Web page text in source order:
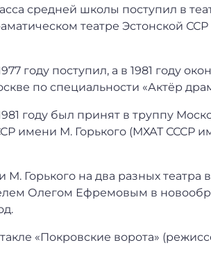
средней школы поступил в
театре Эстонской ССР
году поступил, а в 1981 году
по специальности «Актёр
году был принят в труппу
имени М. Горького (МХАТ СССР
Горького на два разных театра
Олегом Ефремовым в
«Покровские ворота»